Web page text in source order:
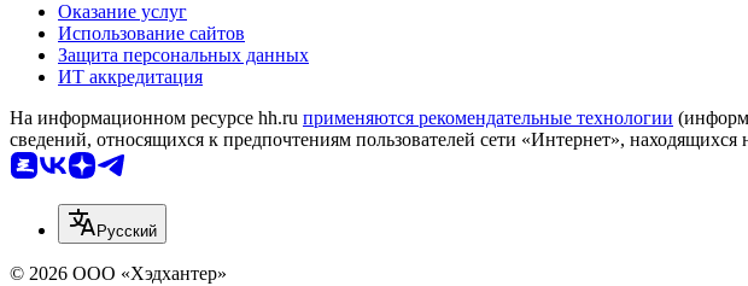
Оказание услуг
Использование сайтов
Защита персональных данных
ИТ аккредитация
На информационном ресурсе hh.ru применяются рекомендательные технологии
сведений, относящихся к предпочтениям пользователей сети «Интернет»,
Русский
© 2026 ООО «Хэдхантер»